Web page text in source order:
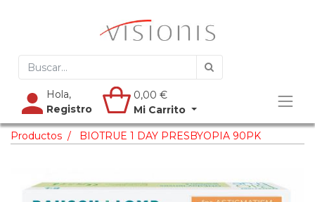
Hola,
Registro
0,00 €
Mi Carrito
Productos BIOTRUE 1 DAY PRESBYOPIA 90PK